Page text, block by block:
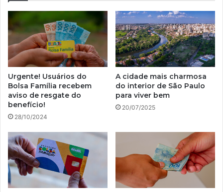
Urgente! Usuários do
Bolsa Família recebem
aviso de resgate do
benefício!
28/10/2024
A cidade mais charmosa
do interior de São Paulo
para viver bem
20/07/2025